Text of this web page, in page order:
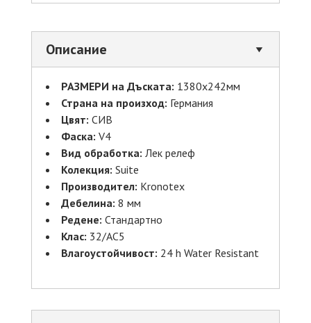
Описание
РАЗМЕРИ на Дъската: 1380х242мм
Страна на произход: Германия
Цвят: СИВ
Фаска: V4
Вид обработка: Лек релеф
Колекция: Suite
Производител: Kronotex
Дебелина: 8 мм
Редене: Стандартно
Клас: 32/AC5
Влагоустойчивост: 24 h Water Resistant